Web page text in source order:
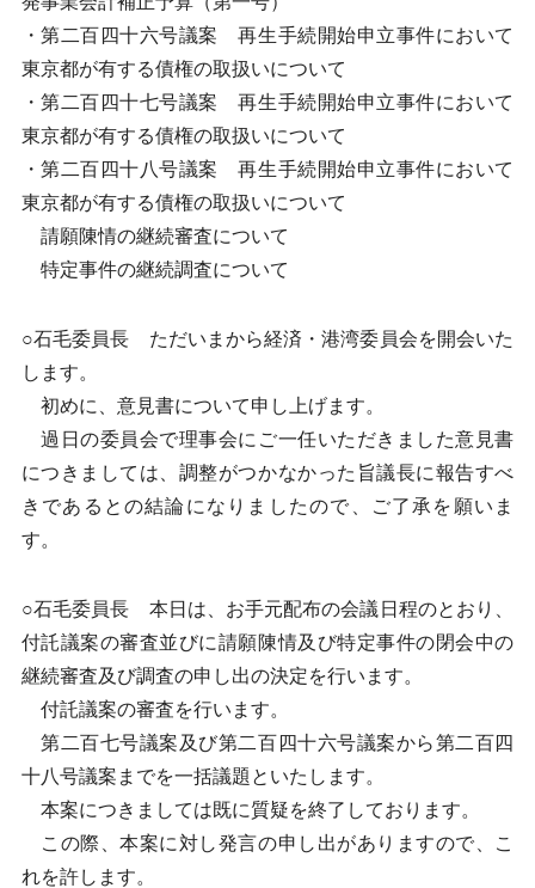
・第二百四十六号議案 再生手続開始申立事件において
東京都が有する債権の取扱いについて
・第二百四十七号議案 再生手続開始申立事件において
東京都が有する債権の取扱いについて
・第二百四十八号議案 再生手続開始申立事件において
東京都が有する債権の取扱いについて
請願陳情の継続審査について
特定事件の継続調査について
○石毛委員長 ただいまから経済・港湾委員会を開会いた
します。
初めに、意見書について申し上げます。
過日の委員会で理事会にご一任いただきました意見書
につきましては、調整がつかなかった旨議長に報告すべ
きであるとの結論になりましたので、ご了承を願いま
す。
○石毛委員長 本日は、お手元配布の会議日程のとおり、
付託議案の審査並びに請願陳情及び特定事件の閉会中の
継続審査及び調査の申し出の決定を行います。
付託議案の審査を行います。
第二百七号議案及び第二百四十六号議案から第二百四
十八号議案までを一括議題といたします。
本案につきましては既に質疑を終了しております。
この際、本案に対し発言の申し出がありますので、こ
れを許します。